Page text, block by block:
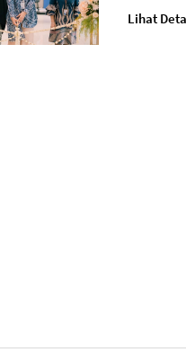
Lihat